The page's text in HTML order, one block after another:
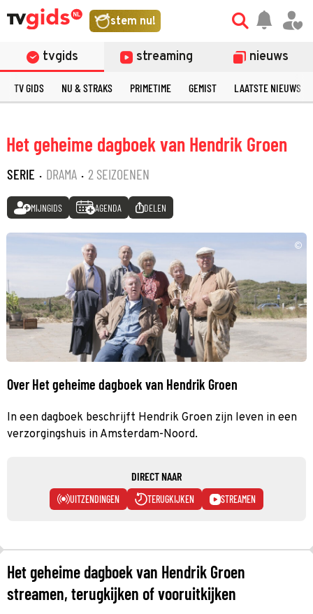
stem nu!
tvgids streaming nieuws
TV GIDS NU & STRAKS PRIMETIME GEMIST LAATSTE NIEUWS
Het geheime dagboek van Hendrik Groen
SERIE · DRAMA · 2 SEIZOENEN
MIJNGIDS AGENDA DELEN
©
Over Het geheime dagboek van Hendrik Groen
In een dagboek beschrijft Hendrik Groen zijn leven in een
verzorgingshuis in Amsterdam-Noord.
DIRECT NAAR
UITZENDINGEN TERUGKIJKEN STREAMEN
Het geheime dagboek van Hendrik Groen
streamen, terugkijken of vooruitkijken